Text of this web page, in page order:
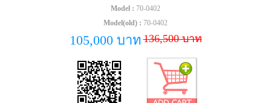
Model : 70-0402
Model(old) : 70-0402
105,000 บาท 136,500 บาท